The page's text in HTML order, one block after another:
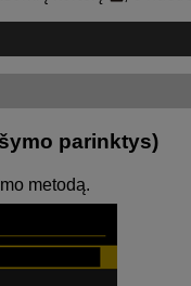
parinktys)
metodą.